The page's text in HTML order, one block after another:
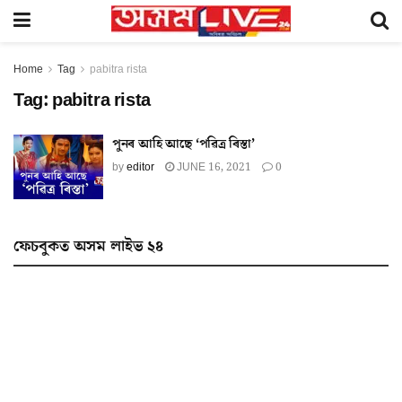
Home Tag pabitra rista
Tag: pabitra rista
পুনৰ আহি আছে ‘পৱিত্ৰ ৰিস্তা’
byeditor JUNE 16, 2021 0
ফেচবুকত অসম লাইভ ২৪